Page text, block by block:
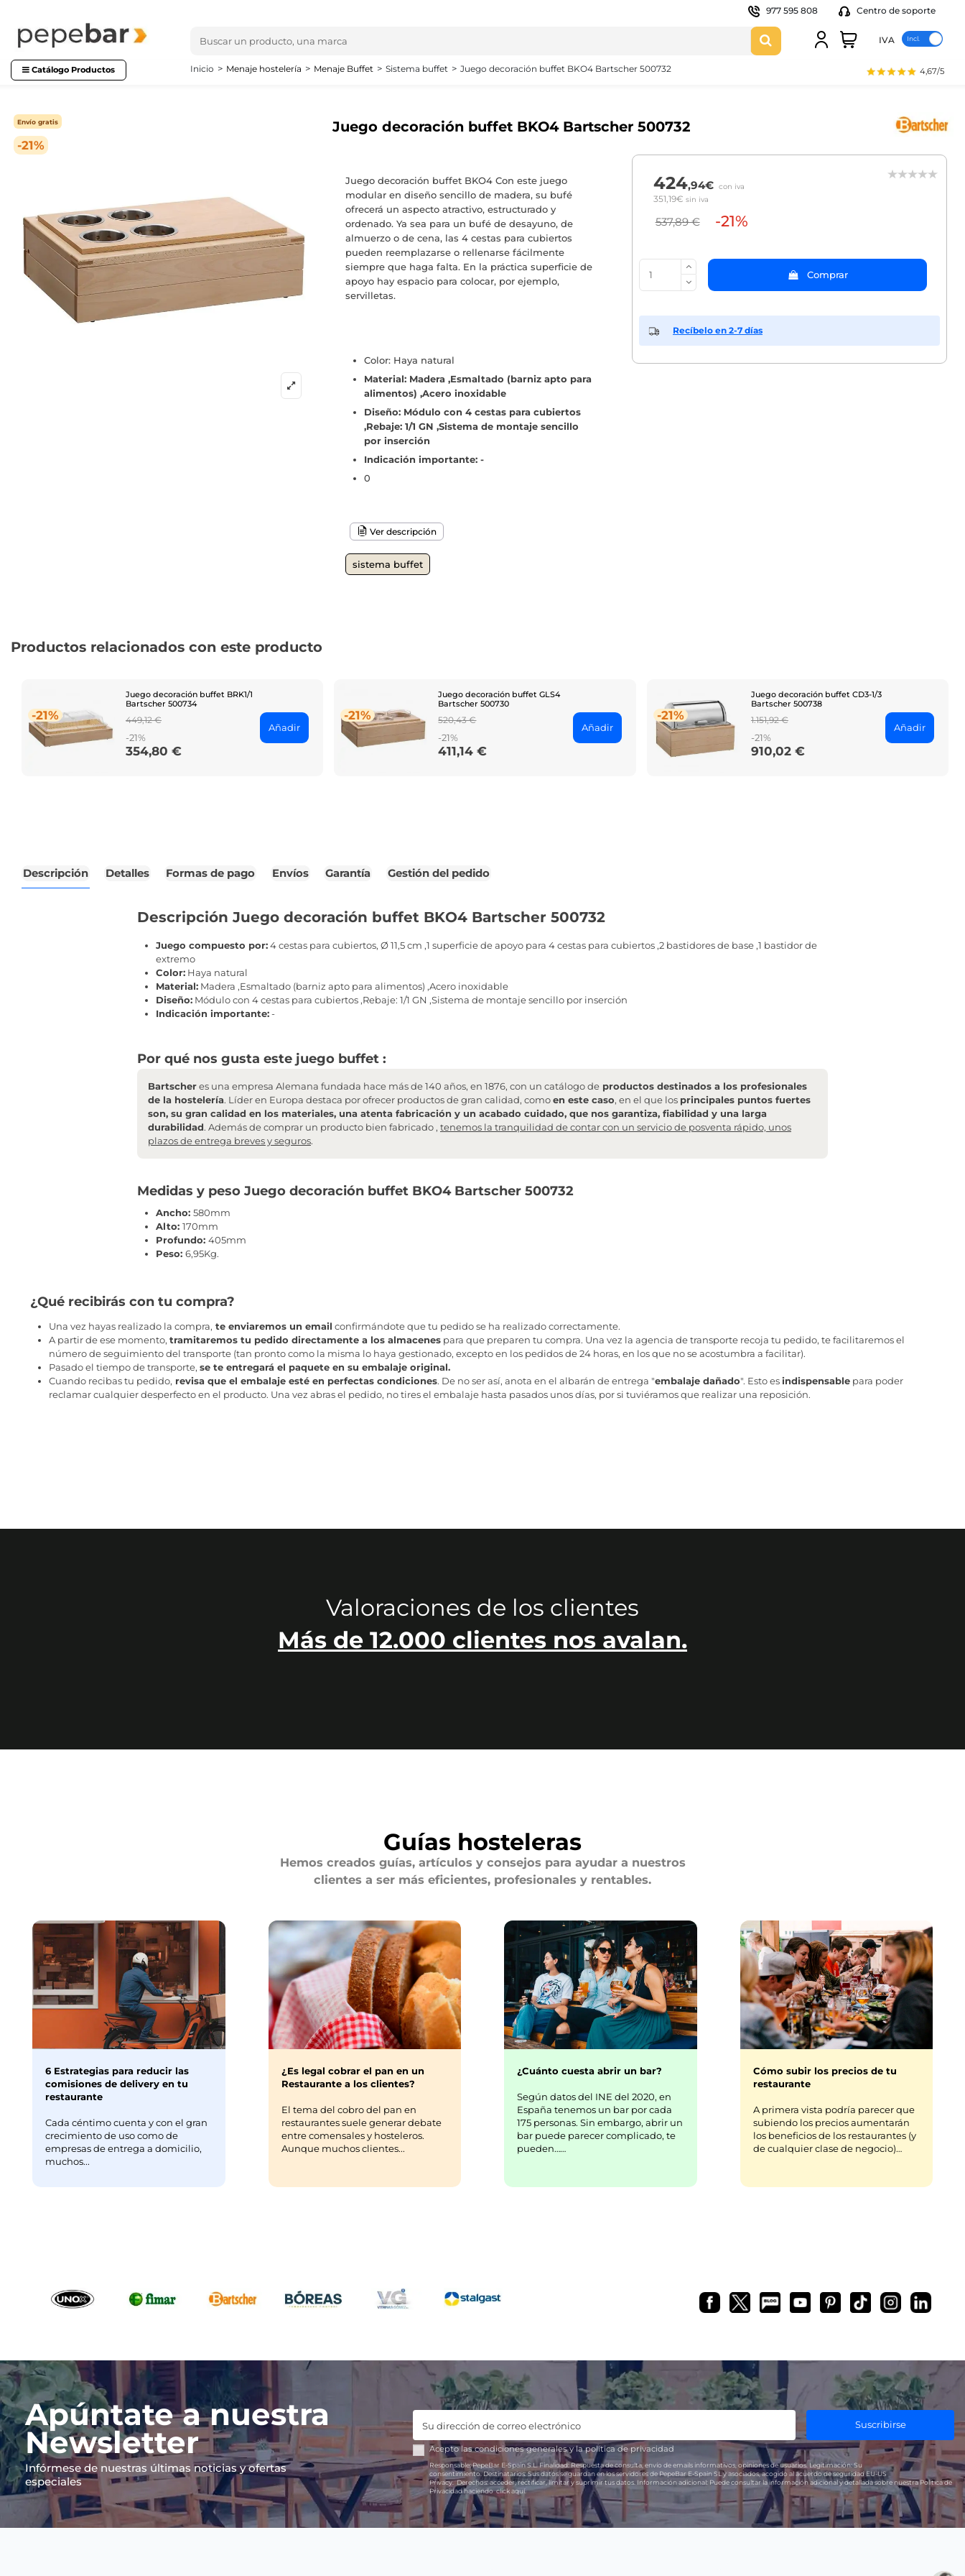
977 595 808 Centro de soporte
IVA
Catálogo Productos 4,67/5
Inicio Menaje hostelería Menaje Buffet Sistema buffet Juego decoración buffet BKO4 Bartscher 500732
-21%
Envío gratis Juego decoración buffet BKO4 Bartscher 500732
Juego decoración buffet BKO4 Con este juego
modular en diseño sencillo de madera, su bufé
ofrecerá un aspecto atractivo, estructurado y
ordenado. Ya sea para un bufé de desayuno, de
almuerzo o de cena, las 4 cestas para cubiertos
pueden reemplazarse o rellenarse fácilmente
siempre que haga falta. En la práctica superficie de
apoyo hay espacio para colocar, por ejemplo,
servilletas.
Color: Haya natural
Material: Madera ,Esmaltado (barniz apto para
alimentos) ,Acero inoxidable
Diseño: Módulo con 4 cestas para cubiertos
,Rebaje: 1/1 GN ,Sistema de montaje sencillo
por inserción
Indicación importante: -
0
Ver descripción
sistema buffet
424,94€ con iva
351,19€ sin iva
537,89 € -21%
Comprar
Recíbelo en 2-7 días
Productos relacionados con este producto
-21%
Juego decoración buffet BRK1/1
Bartscher 500734
Regular
price
449,12 €
-21%
Price
354,80 €
Añadir
-21%
Juego decoración buffet GLS4
Bartscher 500730
Regular
price
520,43 €
-21%
Price
411,14 €
Añadir
-21%
Juego decoración buffet CD3-1/3
Bartscher 500738
Regular
price
1.151,92 €
-21%
Price
910,02 €
Añadir
Descripción Detalles Formas de pago Envíos Garantía Gestión del pedido
Descripción Juego decoración buffet BKO4 Bartscher 500732
Juego compuesto por:4 cestas para cubiertos, Ø 11,5 cm ,1 superficie de apoyo para 4 cestas para cubiertos ,2 bastidores de base ,1 bastidor de
extremo
Color: Haya natural
Material: Madera ,Esmaltado (barniz apto para alimentos) ,Acero inoxidable
Diseño: Módulo con 4 cestas para cubiertos ,Rebaje: 1/1 GN ,Sistema de montaje sencillo por inserción
Indicación importante:-
Por qué nos gusta este juego buffet :
Bartscheres una empresa Alemana fundada hace más de 140 años, en 1876, con un catálogo de productos destinados a los profesionales
de la hostelería. Líder en Europa destaca por ofrecer productos de gran calidad, comoen este caso, en el que los principales puntos fuertes
son, su gran calidad en los materiales, una atenta fabricación y un acabado cuidado, que nos garantiza, fiabilidad y una larga
durabilidad. Además de comprar un producto bien fabricado , tenemos la tranquilidad de contar con un servicio de posventa rápido, unos
plazos de entrega breves y seguros.
Medidas y peso Juego decoración buffet BKO4 Bartscher 500732
Ancho: 580mm
Alto: 170mm
Profundo: 405mm
Peso: 6,95Kg.
¿Qué recibirás con tu compra?
Una vez hayas realizado la compra, te enviaremos un email confirmándote que tu pedido se ha realizado correctamente.
A partir de ese momento, tramitaremos tu pedido directamente a los almacenespara que preparen tu compra. Una vez la agencia de transporte recoja tu pedido, te facilitaremos el
número de seguimiento del transporte (tan pronto como la misma lo haya gestionado, excepto en los pedidos de 24 horas, en los que no se acostumbra a facilitar).
Pasado el tiempo de transporte, se te entregará el paquete en su embalaje original.
Cuando recibas tu pedido, revisa que el embalaje esté en perfectas condiciones. De no ser así, anota en el albarán de entrega "embalaje dañado". Esto esindispensablepara poder
reclamar cualquier desperfecto en el producto. Una vez abras el pedido, no tires el embalaje hasta pasados unos días, por si tuviéramos que realizar una reposición.
Valoraciones de los clientes
Más de 12.000 clientes nos avalan.
Guías hosteleras
Hemos creados guías, artículos y consejos para ayudar a nuestros
clientes a ser más eficientes, profesionales y rentables.
6 Estrategias para reducir las
comisiones de delivery en tu
restaurante
Cada céntimo cuenta y con el gran
crecimiento de uso como de
empresas de entrega a domicilio,
muchos...
¿Es legal cobrar el pan en un
Restaurante a los clientes?
El tema del cobro del pan en
restaurantes suele generar debate
entre comensales y hosteleros.
Aunque muchos clientes...
¿Cuánto cuesta abrir un bar?
Según datos del INE del 2020, en
España tenemos un bar por cada
175 personas. Sin embargo, abrir un
bar puede parecer complicado, te
pueden……
Cómo subir los precios de tu
restaurante
A primera vista podría parecer que
subiendo los precios aumentarán
los beneficios de los restaurantes (y
de cualquier clase de negocio)…
Apúntate a nuestra
Newsletter
Infórmese de nuestras últimas noticias y ofertas
especiales
Suscribirse
Acepto lascondiciones generalesy lapolítica de privacidad
Responsable:PepeBar E-Spain S.L.Finalidad:Respuesta de consulta, envío de emails informativos, opiniones de usuarios. Legitimación: Su
consentimiento.Destinatarios:Sus datos se guardan en los servidores de PepeBar E-Spain SL y asociados, acogido al acuerdo de seguridad EU-US
Privacy.Derechos:acceder, rectificar, limitar y suprimir tus datos. Información adicional:Puede consultar la información adicional y detallada sobre nuestra Política de
Privacidad haciendoclick aquí.